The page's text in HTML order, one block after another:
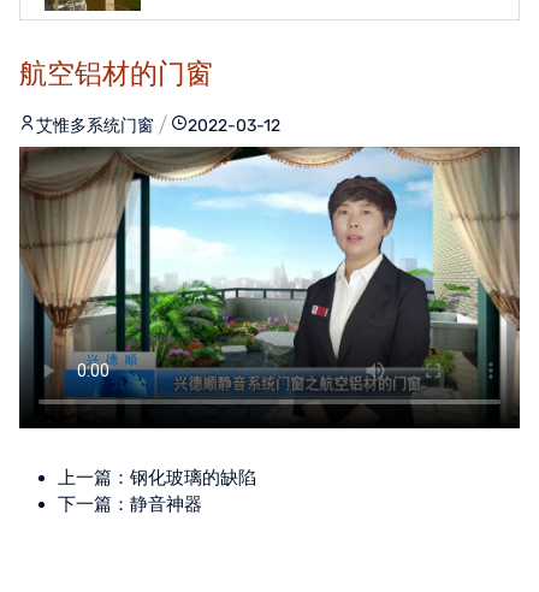
航空铝材的门窗
艾惟多系统门窗 2022-03-12
上一篇： 钢化玻璃的缺陷
下一篇： 静音神器